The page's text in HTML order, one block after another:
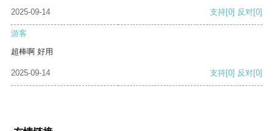
2025-09-14
支持[0] 反对[0]
游客
超棒啊 好用
2025-09-14 支持[0] 反对[0]